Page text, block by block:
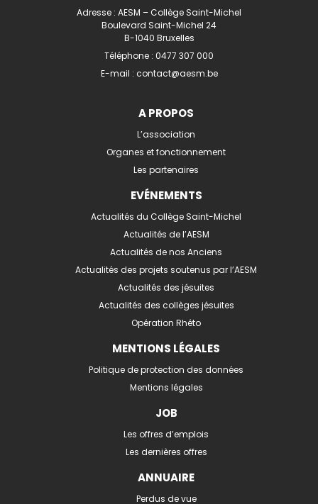
Adresse : AESM – Collège Saint-Michel
Boulevard Saint-Michel 24
B-1040 Bruxelles
Téléphone : 0477 307 000
E-mail : contact@aesm.be
A PROPOS
L’association
Organes et fonctionnement
Les partenaires
EVÉNEMENTS
Actualités du Collège Saint-Michel
Actualités de l’AESM
Actualités de nos Anciens
Actualités des projets soutenus par l’AESM
Actualités des jésuites
Actualités des collèges jésuites
Opération Rhéto
MENTIONS LÉGALES
Politique de protection des données
Mentions légales
JOB
Les offres d’emplois
Les dernières offres
ANNUAIRE
Perdus de vue